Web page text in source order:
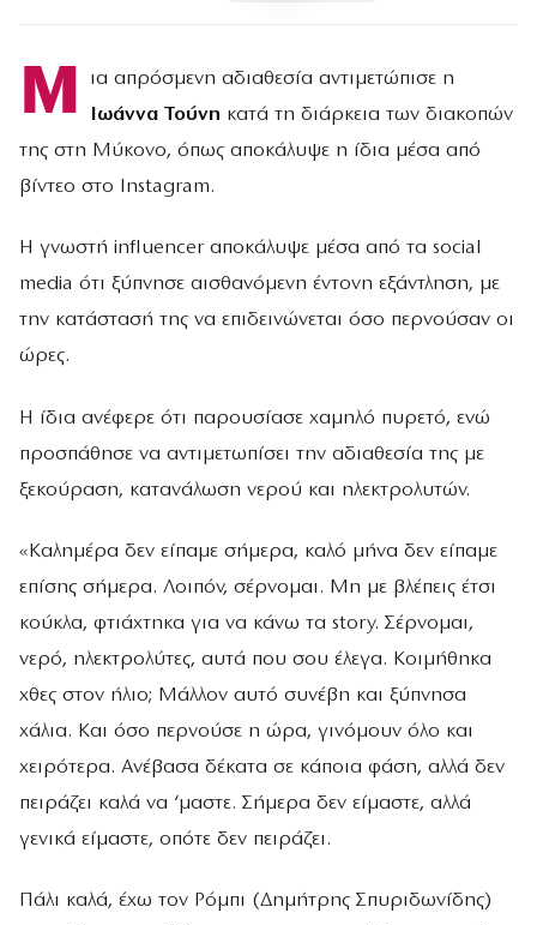
Μ
ια απρόσμενη αδιαθεσία αντιμετώπισε η
Ιωάννα Τούνη κατά τη διάρκεια των διακοπών
της στη Μύκονο, όπως αποκάλυψε η ίδια μέσα από
βίντεο στο Instagram.
Η γνωστή influencer αποκάλυψε μέσα από τα social
media ότι ξύπνησε αισθανόμενη έντονη εξάντληση, με
την κατάστασή της να επιδεινώνεται όσο περνούσαν οι
ώρες.
Η ίδια ανέφερε ότι παρουσίασε χαμηλό πυρετό, ενώ
προσπάθησε να αντιμετωπίσει την αδιαθεσία της με
ξεκούραση, κατανάλωση νερού και ηλεκτρολυτών.
«Καλημέρα δεν είπαμε σήμερα, καλό μήνα δεν είπαμε
επίσης σήμερα. Λοιπόν, σέρνομαι. Μη με βλέπεις έτσι
κούκλα, φτιάχτηκα για να κάνω τα story. Σέρνομαι,
νερό, ηλεκτρολύτες, αυτά που σου έλεγα. Κοιμήθηκα
χθες στον ήλιο; Μάλλον αυτό συνέβη και ξύπνησα
χάλια. Και όσο περνούσε η ώρα, γινόμουν όλο και
χειρότερα. Ανέβασα δέκατα σε κάποια φάση, αλλά δεν
πειράζει καλά να ‘μαστε. Σήμερα δεν είμαστε, αλλά
γενικά είμαστε, οπότε δεν πειράζει.
Πάλι καλά, έχω τον Ρόμπι (Δημήτρης Σπυριδωνίδης)